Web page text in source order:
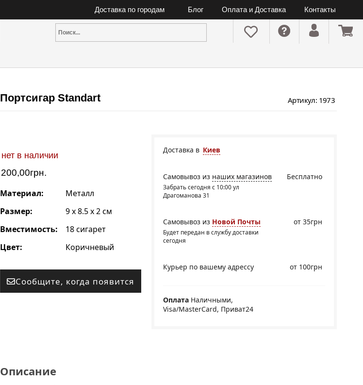
Доставка по городам Блог Оплата и Доставка Контакты
Портсигар Standart Артикул: 1973
нет в наличии
200,00грн.
Материал:
Металл
Размер:
9 x 8.5 x 2 см
Вместимость:
18 сигарет
Цвет:
Коричневый
Сообщите, когда появится
Доставка в Киев
Бесплатно
Самовывоз из наших магазинов
Забрать сегодня с 10:00 ул
Драгоманова 31
Самовывоз из Новой Почты
Будет передан в службу доставки
сегодня
от 35грн
Курьер по вашему адрессу от 100грн
Оплата Наличными,
Visa/MasterCard, Приват24
Описание